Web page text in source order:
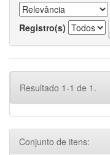
Registro(s)
Resultado 1-1 de 1.
Conjunto de itens: